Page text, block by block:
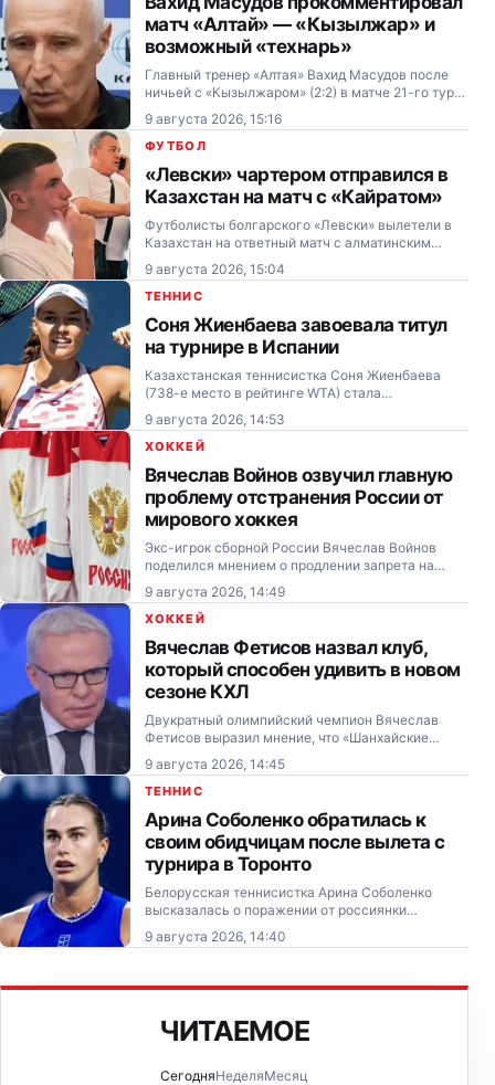
матч «Алтай» — «Кызылжар» и
возможный «технарь»
Главный тренер «Алтая» Вахид Масудов после
ничьей с «Кызылжаром» (2:2) в матче 21-го тура
возможном техническом поражении соперника.
9 августа 2026, 15:16
ФУТБОЛ
«Левски» чартером отправился в
Казахстан на матч с «Кайратом»
Футболисты болгарского «Левски» вылетели в
Казахстан на ответный матч с алматинским
Чемпионов.
9 августа 2026, 15:04
ТЕННИС
Соня Жиенбаева завоевала титул
на турнире в Испании
Казахстанская теннисистка Соня Жиенбаева
(738-е место в рейтинге WTA) стала
(Испания) в одиночном разряде.
9 августа 2026, 14:53
ХОККЕЙ
Вячеслав Войнов озвучил главную
проблему отстранения России от
мирового хоккея
Экс-игрок сборной России Вячеслав Войнов
поделился мнением о продлении запрета на
эгидой международной федерации хоккея.
9 августа 2026, 14:49
ХОККЕЙ
Вячеслав Фетисов назвал клуб,
который способен удивить в новом
сезоне КХЛ
Двукратный олимпийский чемпион Вячеслав
Фетисов выразил мнение, что «Шанхайские
предстоящем розыгрыше Континентальной
хоккейной лиги.
9 августа 2026, 14:45
ТЕННИС
Арина Соболенко обратилась к
своим обидчицам после вылета с
турнира в Торонто
Белорусская теннисистка Арина Соболенко
высказалась о поражении от россиянки
категории WTA 1000 в Торонто (Канада).
9 августа 2026, 14:40
ЧИТАЕМОЕ
СегодняНеделяМесяц